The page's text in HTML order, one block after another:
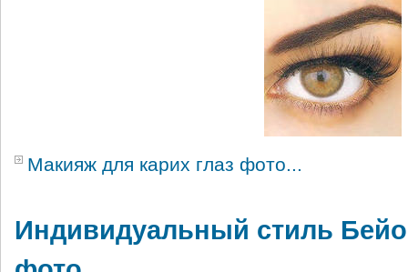
Макияж для карих глаз фото...
Индивидуальный стиль